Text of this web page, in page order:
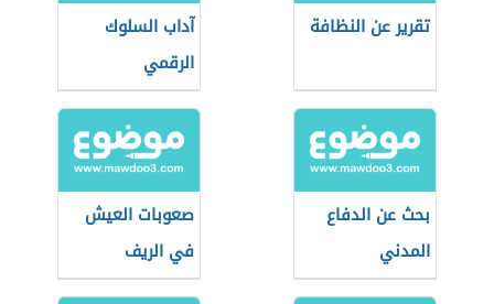
تقرير عن النظافة
آداب السلوك
الرقمي
بحث عن الدفاع
المدني
صعوبات العيش
في الريف